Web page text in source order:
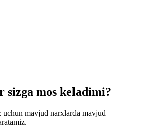
sizga mos keladimi?
mavjud narxlarda mavjud